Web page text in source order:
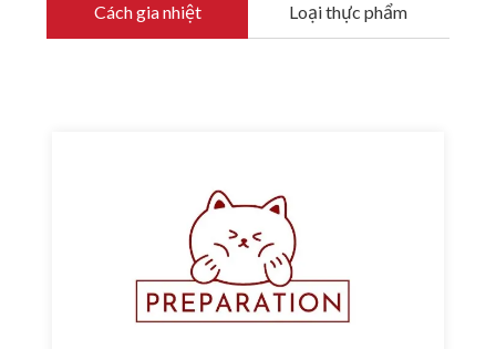
Cách gia nhiệt Loại thực phẩm